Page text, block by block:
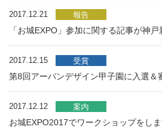
2017.12.21 報告
「お城EXPO」参加に関する記事が神
2017.12.15 受賞
第8回アーバンデザイン甲子園に入選＆
2017.12.12 案内
お城EXPO2017でワークショップをし